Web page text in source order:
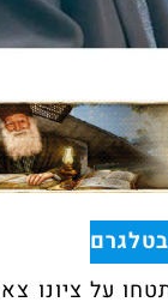
על ציונו